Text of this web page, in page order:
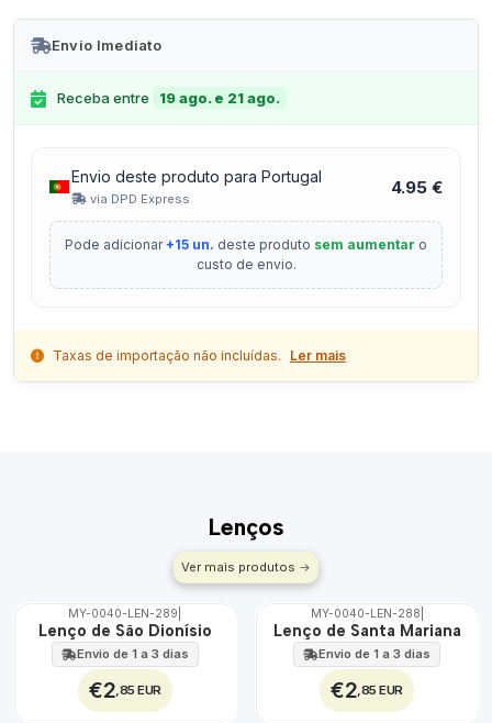
Envio Imediato
Receba entre 19 ago. e 21 ago.
Envio deste produto para Portugal
via DPD Express
4.95 €
Pode adicionar+15 un. deste produto sem aumentar o
custo de envio.
Taxas de importação não incluídas. Ler mais
Lenços
Ver mais produtos
🇵🇹
100%
MY-0040-LEN-289
Lenço de São Dionísio
Envio de 1 a 3 dias
€2 ,85 EUR
🇵🇹
100%
MY-0040-LEN-288
Lenço de Santa Mariana
Envio de 1 a 3 dias
€2 ,85 EUR